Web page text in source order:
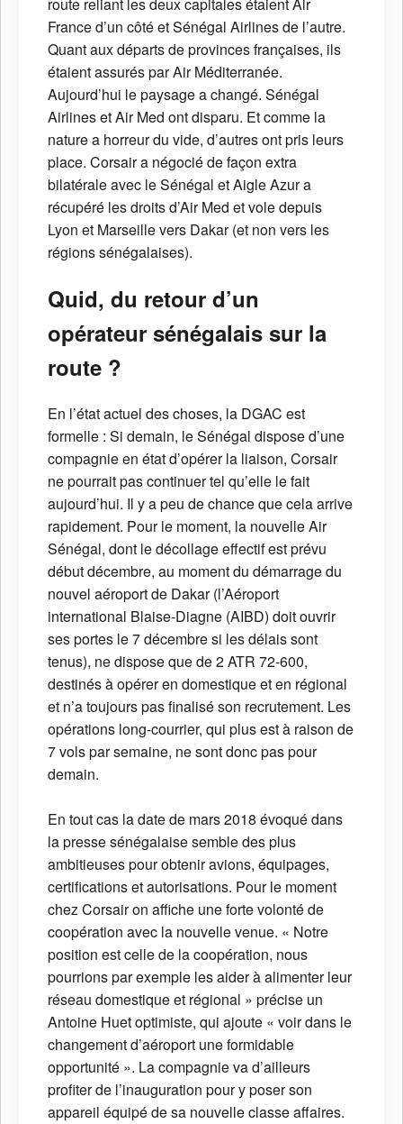
route reliant les deux capitales étaient Air
France d’un côté et Sénégal Airlines de l’autre.
Quant aux départs de provinces françaises, ils
étaient assurés par Air Méditerranée.
Aujourd’hui le paysage a changé. Sénégal
Airlines et Air Med ont disparu. Et comme la
nature a horreur du vide, d’autres ont pris leurs
place. Corsair a négocié de façon extra
bilatérale avec le Sénégal et Aigle Azur a
récupéré les droits d’Air Med et vole depuis
Lyon et Marseille vers Dakar (et non vers les
régions sénégalaises).
Quid, du retour d’un
opérateur sénégalais sur la
route ?
En l’état actuel des choses, la DGAC est
formelle : Si demain, le Sénégal dispose d’une
compagnie en état d’opérer la liaison, Corsair
ne pourrait pas continuer tel qu’elle le fait
aujourd’hui. Il y a peu de chance que cela arrive
rapidement. Pour le moment, la nouvelle Air
Sénégal, dont le décollage effectif est prévu
début décembre, au moment du démarrage du
nouvel aéroport de Dakar (l’Aéroport
international Blaise-Diagne (AIBD) doit ouvrir
ses portes le 7 décembre si les délais sont
tenus), ne dispose que de 2 ATR 72-600,
destinés à opérer en domestique et en régional
et n’a toujours pas finalisé son recrutement. Les
opérations long-courrier, qui plus est à raison de
7 vols par semaine, ne sont donc pas pour
demain.
En tout cas la date de mars 2018 évoqué dans
la presse sénégalaise semble des plus
ambitieuses pour obtenir avions, équipages,
certifications et autorisations. Pour le moment
chez Corsair on affiche une forte volonté de
coopération avec la nouvelle venue. « Notre
position est celle de la coopération, nous
pourrions par exemple les aider à alimenter leur
réseau domestique et régional » précise un
Antoine Huet optimiste, qui ajoute « voir dans le
changement d’aéroport une formidable
opportunité ». La compagnie va d’ailleurs
profiter de l’inauguration pour y poser son
appareil équipé de sa nouvelle classe affaires.